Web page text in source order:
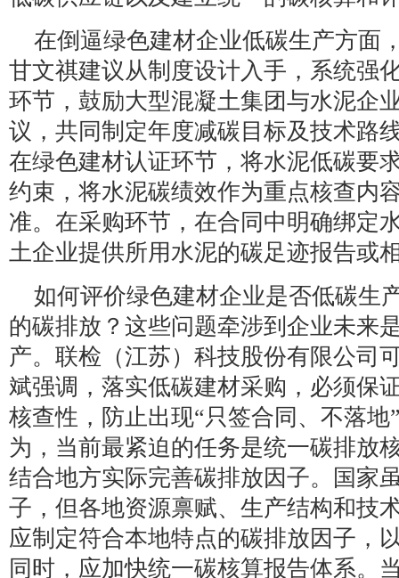
在倒逼绿色建材企业低碳生产方面
甘文祺建议从制度设计入手，系统强
环节，鼓励大型混凝土集团与水泥企
议，共同制定年度减碳目标及技术路
在绿色建材认证环节，将水泥低碳要
约束，将水泥碳绩效作为重点核查内
准。在采购环节，在合同中明确绑定
土企业提供所用水泥的碳足迹报告或
如何评价绿色建材企业是否低碳生
的碳排放？这些问题牵涉到企业未来
产。联检（江苏）科技股份有限公司
斌强调，落实低碳建材采购，必须保
核查性，防止出现“只签合同、不落
为，当前最紧迫的任务是统一碳排放
结合地方实际完善碳排放因子。国家
子，但各地资源禀赋、生产结构和技
应制定符合本地特点的碳排放因子，
同时，应加快统一碳核算报告体系。